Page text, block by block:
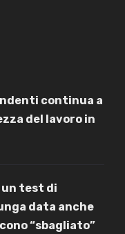
continua a
del lavoro in
un test di
data anche
“sbagliato”